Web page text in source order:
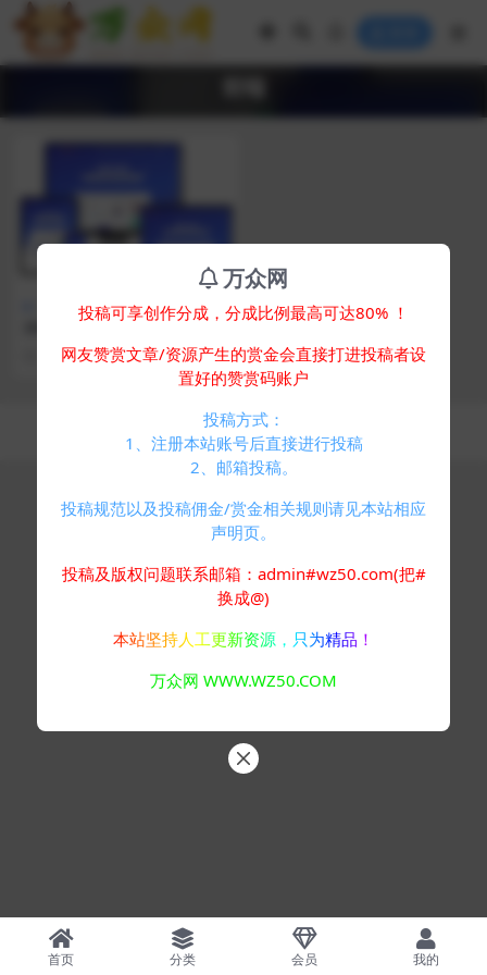
主题美化 免费专区
2025彩虹易支付前端新模板美
2 年前 641 0
Copyright © 2024万众网- All rights reserved
浙ICP备05025058号-4
首页 分类 会员 我的
万众网
投稿可享创作分成，分成比例最高可达80% ！
网友赞赏文章/资源产生的赏金会直接打进投稿者设
置好的赞赏码账户
投稿方式：
1、注册本站账号后直接进行投稿
2、邮箱投稿。
投稿规范以及投稿佣金/赏金相关规则请见本站相应
声明页。
投稿及版权问题联系邮箱：admin#wz50.com(把#
换成@)
本站坚持人工更新资源，只为精品！
万众网 WWW.WZ50.COM